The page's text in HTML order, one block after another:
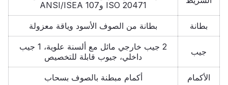
ISO 20471 وANSI/ISEA 107
بطانة بطانة من الصوف الأسود وياقة معزولة
جيب
2 جيب خارجي مائل مع ألسنة علوية، 1 جيب
داخلي، جيوب قابلة للتخصيص
الأكمام أكمام مبطنة بالصوف بسحاب